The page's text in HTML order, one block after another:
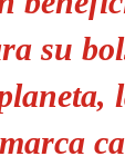
su